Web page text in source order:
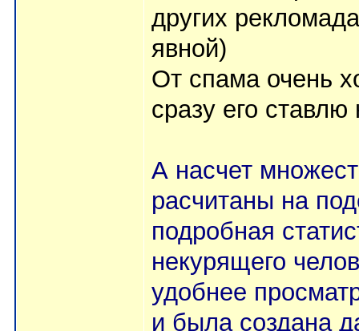
других
явной)
От спама очень
сразу его ставлю
А насчет
расчитаны на
подробная
некурящего
удобнее
и была создана